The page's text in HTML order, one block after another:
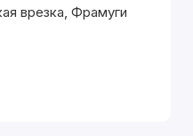
врезка, Фрамуги